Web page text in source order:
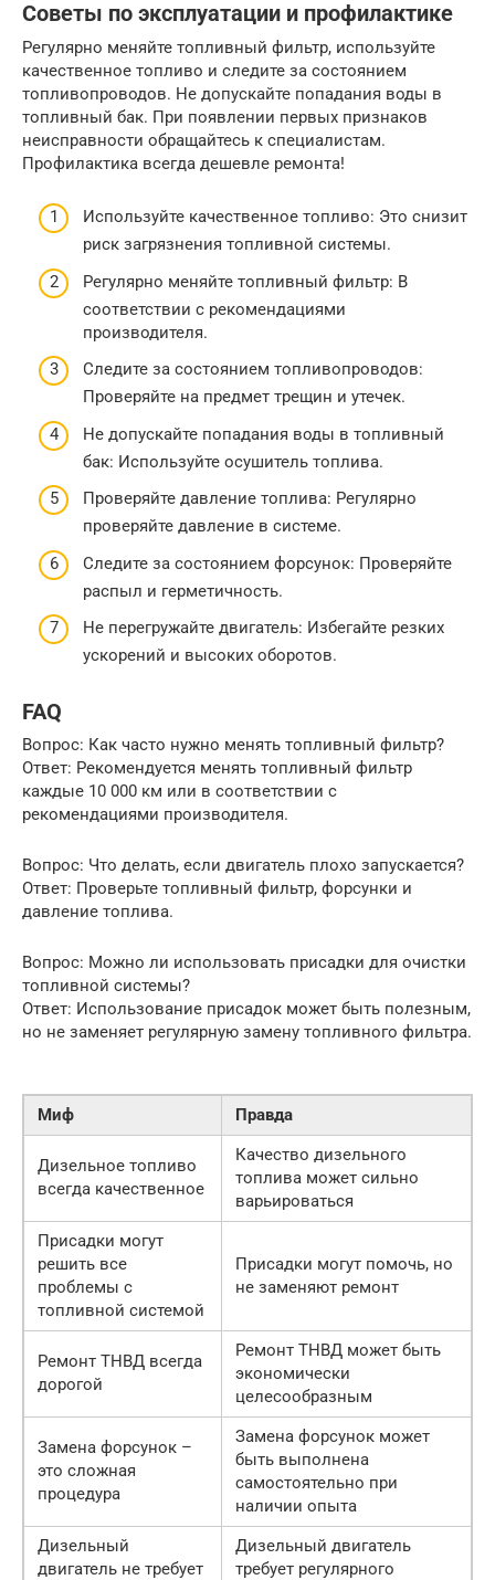
Советы по эксплуатации и профилактике
Регулярно меняйте топливный фильтр, используйте
качественное топливо и следите за состоянием
топливопроводов. Не допускайте попадания воды в
топливный бак. При появлении первых признаков
неисправности обращайтесь к специалистам.
Профилактика всегда дешевле ремонта!
Используйте качественное топливо: Это снизит
риск загрязнения топливной системы.
Регулярно меняйте топливный фильтр: В
соответствии с рекомендациями
производителя.
Следите за состоянием топливопроводов:
Проверяйте на предмет трещин и утечек.
Не допускайте попадания воды в топливный
бак: Используйте осушитель топлива.
Проверяйте давление топлива: Регулярно
проверяйте давление в системе.
Следите за состоянием форсунок: Проверяйте
распыл и герметичность.
Не перегружайте двигатель: Избегайте резких
ускорений и высоких оборотов.
FAQ
Вопрос: Как часто нужно менять топливный фильтр?
Ответ: Рекомендуется менять топливный фильтр
каждые 10 000 км или в соответствии с
рекомендациями производителя.
Вопрос: Что делать, если двигатель плохо запускается?
Ответ: Проверьте топливный фильтр, форсунки и
давление топлива.
Вопрос: Можно ли использовать присадки для очистки
топливной системы?
Ответ: Использование присадок может быть полезным,
но не заменяет регулярную замену топливного фильтра.
Миф Правда
Дизельное топливо
всегда качественное
Качество дизельного
топлива может сильно
варьироваться
Присадки могут
решить все
проблемы с
топливной системой
Присадки могут помочь, но
не заменяют ремонт
Ремонт ТНВД всегда
дорогой
Ремонт ТНВД может быть
экономически
целесообразным
Замена форсунок –
это сложная
процедура
Замена форсунок может
быть выполнена
самостоятельно при
наличии опыта
Дизельный
двигатель не требует
Дизельный двигатель
требует регулярного